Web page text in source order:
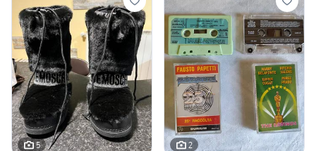
5 2